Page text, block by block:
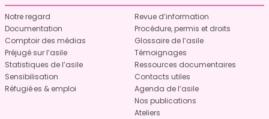
Notre regard
Documentation
Comptoir des médias
Préjugé sur l’asile
Statistiques de l’asile
Sensibilisation
Réfugié·es & emploi
Revue d’information
Procédure, permis et droits
Glossaire de l’asile
Témoignages
Ressources documentaires
Contacts utiles
Agenda de l’asile
Nos publications
Ateliers